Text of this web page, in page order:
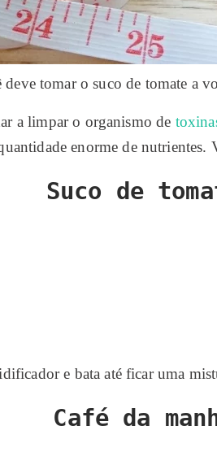
tomar o suco de tomate a
a limpar o organismo de
enorme de nutrientes.
Suco de
e bata até ficar uma
Café da